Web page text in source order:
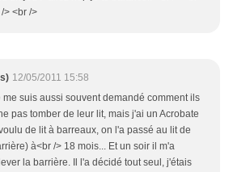
> <br />
12/05/2011 15:58
me suis aussi souvent demandé comment ils
pas tomber de leur lit, mais j'ai un Acrobate
de lit à barreaux, on l'a passé au lit de
à<br /> 18 mois... Et un soir il m'a
la barrière. Il l'a décidé tout seul, j'étais